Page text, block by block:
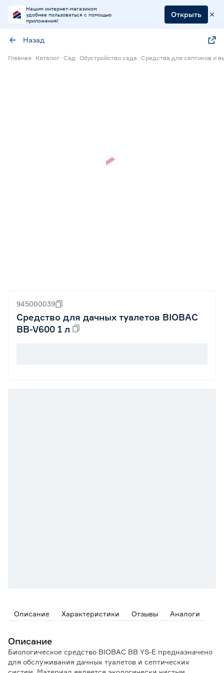
Нашим интернет-магазином
удобнее пользоваться с помощью
приложения!
Открыть
Назад
Главная Каталог Сад Обустройство сада Средства для септиков и
945000039
Средство для дачных туалетов BIOBAC
BB-V600 1 л
Описание Характеристики Отзывы Аналоги
Описание
Биологическое средство BIOBAC BB YS-E предназначено
для обслуживания дачных туалетов и септических